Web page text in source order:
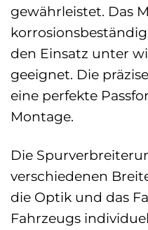
gewährleistet. Das
den Einsatz unter
geeignet. Die
eine perfekte
Montage.
Die
verschiedenen
die Optik und das
Fahrzeugs